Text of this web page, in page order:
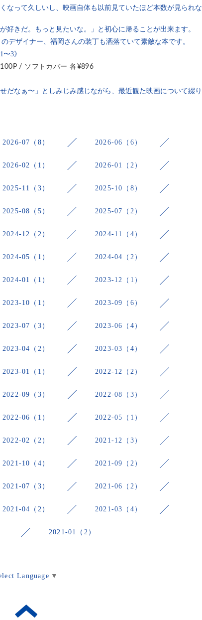
なって久しいし、映画自体も以前見ていたほど本数が見られな
好きだ。もっと見たいな。」と初心に帰ることが出来ます。
デザイナー、福岡さんの装丁も洒落ていて素敵な本です。
3》
/ ソフトカバー 各¥896
だなぁ〜」としみじみ感じながら、最近観た映画について綴り
2026-07（8） 2026-06（6）
2026-02（1） 2026-01（2）
2025-11（3） 2025-10（8）
2025-08（5） 2025-07（2）
2024-12（2） 2024-11（4）
2024-05（1） 2024-04（2）
2024-01（1） 2023-12（1）
2023-10（1） 2023-09（6）
2023-07（3） 2023-06（4）
2023-04（2） 2023-03（4）
2023-01（1） 2022-12（2）
2022-09（3） 2022-08（3）
2022-06（1） 2022-05（1）
2022-02（2） 2021-12（3）
2021-10（4） 2021-09（2）
2021-07（3） 2021-06（2）
2021-04（2） 2021-03（4）
2021-01（2）
Language ▼